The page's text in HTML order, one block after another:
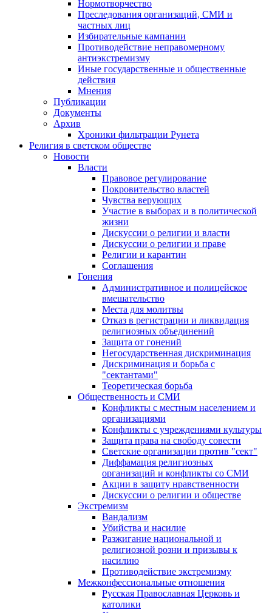
Нормотворчество
Преследования организаций, СМИ и
частных лиц
Избирательные кампании
Противодействие неправомерному
антиэкстремизму
Иные государственные и общественные
действия
Мнения
Публикации
Документы
Архив
Хроники фильтрации Рунета
Религия в светском обществе
Новости
Власти
Правовое регулирование
Покровительство властей
Чувства верующих
Участие в выборах и в политической
жизни
Дискуссии о религии и власти
Дискуссии о религии и праве
Религии и карантин
Соглашения
Гонения
Административное и полицейское
вмешательство
Места для молитвы
Отказ в регистрации и ликвидация
религиозных объединений
Защита от гонений
Негосударственная дискриминация
Дискриминация и борьба с
"сектантами"
Теоретическая борьба
Общественность и СМИ
Конфликты с местным населением и
организациями
Конфликты с учреждениями культуры
Защита права на свободу совести
Светские организации против "сект"
Диффамация религиозных
организаций и конфликты со СМИ
Акции в защиту нравственности
Дискуссии о религии и обществе
Экстремизм
Вандализм
Убийства и насилие
Разжигание национальной и
религиозной розни и призывы к
насилию
Противодействие экстремизму
Межконфессиональные отношения
Русская Православная Церковь и
католики